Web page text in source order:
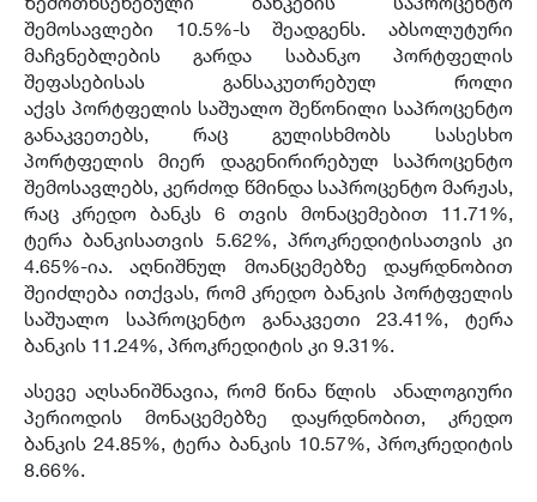
შემოსავლები 10.5%-ს შეადგენს. აბსოლუტური
მაჩვნებლების გარდა საბანკო პორტფელის
შეფასებისას განსაკუთრებულ როლი
აქვს პორტფელის საშუალო შეწონილი საპროცენტო
განაკვეთებს, რაც გულისხმობს სასესხო
პორტფელის მიერ დაგენირირებულ საპროცენტო
შემოსავლებს, კერძოდ წმინდა საპროცენტო მარჟას,
რაც კრედო ბანკს 6 თვის მონაცემებით 11.71%,
ტერა ბანკისათვის 5.62%, პროკრედიტისათვის კი
4.65%-ია. აღნიშნულ მოანცემებზე დაყრდნობით
შეიძლება ითქვას, რომ კრედო ბანკის პორტფელის
საშუალო საპროცენტო განაკვეთი 23.41%, ტერა
ბანკის 11.24%, პროკრედიტის კი 9.31%.
ასევე აღსანიშნავია, რომ წინა წლის ანალოგიური
პერიოდის მონაცემებზე დაყრდნობით, კრედო
ბანკის 24.85%, ტერა ბანკის 10.57%, პროკრედიტის
8.66%.